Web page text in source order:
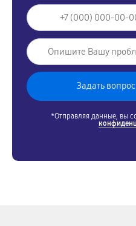
*Отправляя данные, вы